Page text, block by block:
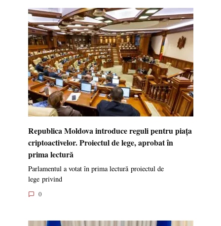
Republica Moldova introduce reguli pentru piața
criptoactivelor. Proiectul de lege, aprobat în
prima lectură
Parlamentul a votat în prima lectură proiectul de
lege privind
0